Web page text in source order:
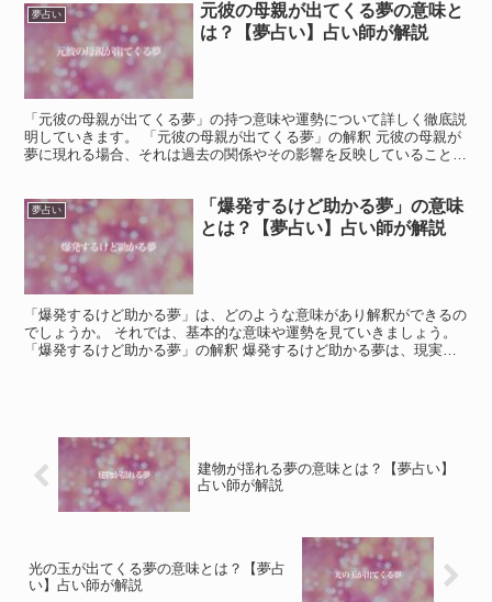
夢占い
元彼の母親が出てくる夢の意味と
は？【夢占い】占い師が解説
「元彼の母親が出てくる夢」の持つ意味や運勢について詳しく徹底説
明していきます。 「元彼の母親が出てくる夢」の解釈 元彼の母親が
夢に現れる場合、それは過去の関係やその影響を反映していることが
夢占い
「爆発するけど助かる夢」の意味
とは？【夢占い】占い師が解説
「爆発するけど助かる夢」は、どのような意味があり解釈ができるの
でしょうか。 それでは、基本的な意味や運勢を見ていきましょう。
「爆発するけど助かる夢」の解釈 爆発するけど助かる夢は、現実世
建物が揺れる夢の意味とは？【夢占い】
占い師が解説
光の玉が出てくる夢の意味とは？【夢占
い】占い師が解説